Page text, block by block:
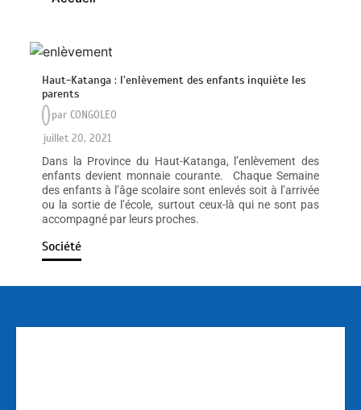
Haut-Katanga : l’enlèvement des enfants inquiète les
parents
parCONGOLEO
juillet 20, 2021
Dans la Province du Haut-Katanga, l’enlèvement des
enfants devient monnaie courante. Chaque Semaine
des enfants à l’âge scolaire sont enlevés soit à l’arrivée
ou la sortie de l’école, surtout ceux-là qui ne sont pas
accompagné par leurs proches.
Société